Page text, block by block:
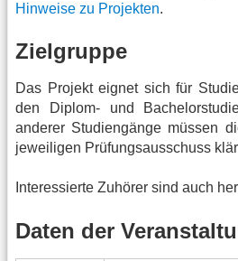
Hinweise zu Projekten.
Zielgruppe
Das Projekt eignet sich für
den Diplom- und
anderer Studiengänge müssen
jeweiligen Prüfungsausschuss
Interessierte Zuhörer sind auch
Daten der